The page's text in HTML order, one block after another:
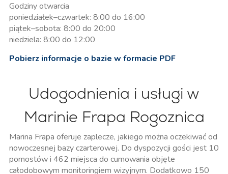
Godziny otwarcia
poniedziałek–czwartek: 8:00 do 16:00
piątek–sobota: 8:00 do 20:00
niedziela: 8:00 do 12:00
Pobierz informacje o bazie w formacie PDF
Udogodnienia i usługi w
Marinie Frapa Rogoznica
Marina Frapa oferuje zaplecze, jakiego można oczekiwać od
nowoczesnej bazy czarterowej. Do dyspozycji gości jest 10
pomostów i 462 miejsca do cumowania objęte
całodobowym monitoringiem wizyjnym. Dodatkowo 150